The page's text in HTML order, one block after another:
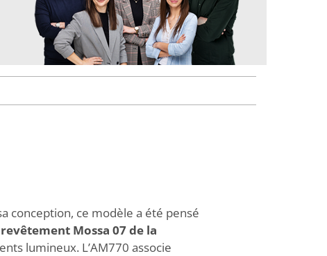
conception, ce modèle a été pensé
Mossa 07 de la
lumineux. L’AM770 associe